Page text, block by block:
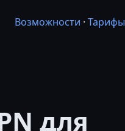
Возможности · Тарифы
для